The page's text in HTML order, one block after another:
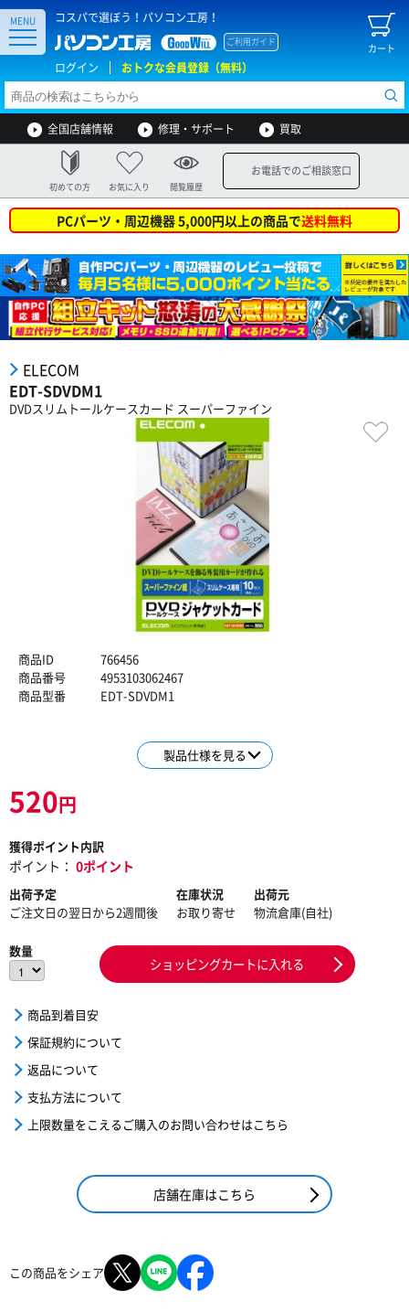
コスパで選ぼう！パソコン工房！
カート
ご利用ガイド
ログイン おトクな会員登録（無料）
MENU
全国店舗情報 修理・サポート 買取
初めての方 お気に入り 閲覧履歴
お電話でのご相談窓口
PCパーツ・周辺機器 5,000円以上の商品で送料無料
ELECOM
EDT-SDVDM1
DVDスリムトールケースカード スーパーファイン
商品ID
766456
商品番号
4953103062467
商品型番
EDT-SDVDM1
製品仕様を見る
520円
獲得ポイント内訳
ポイント： 0ポイント
出荷予定
ご注文日の翌日から2週間後
在庫状況
お取り寄せ
出荷元
物流倉庫(自社)
数量
ショッピングカートに入れる
商品到着目安
保証規約について
返品について
支払方法について
上限数量をこえるご購入のお問い合わせはこちら
店舗在庫はこちら
この商品をシェア